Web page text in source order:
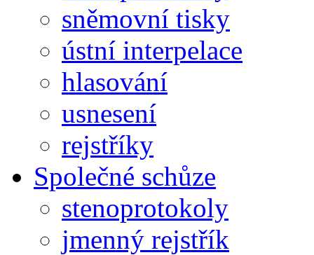
sněmovní tisky
ústní interpelace
hlasování
usnesení
rejstříky
Společné schůze
stenoprotokoly
jmenný rejstřík